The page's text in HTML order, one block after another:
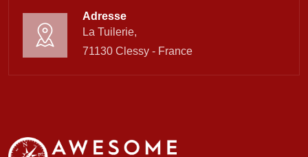
Adresse
La Tuilerie,
71130 Clessy - France